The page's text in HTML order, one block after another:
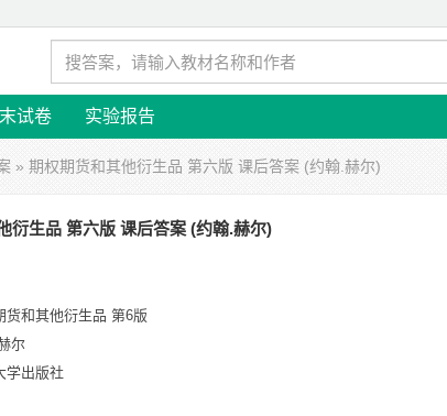
试卷 实验报告
» 期权期货和其他衍生品 第六版 课后答案 (约翰.赫尔)
衍生品 第六版 课后答案 (约翰.赫尔)
货和其他衍生品 第6版
尔
学出版社